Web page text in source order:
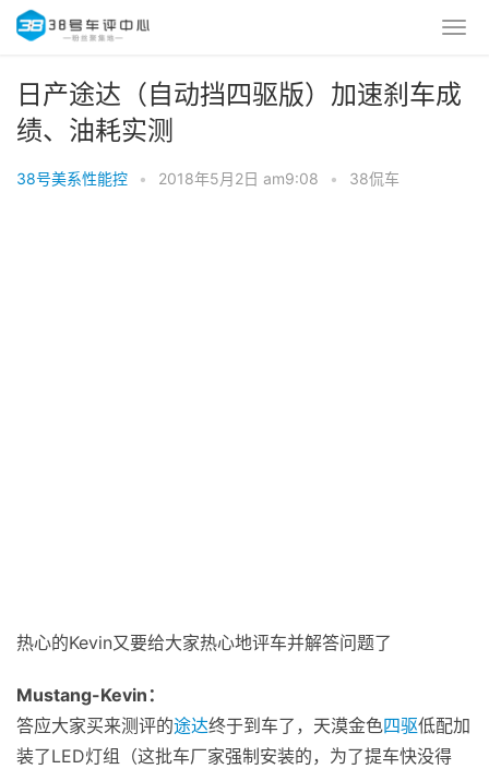
日产途达（自动挡四驱版）加速刹车成
绩、油耗实测
38号美系性能控 • 2018年5月2日 am9:08 • 38侃车
热心的Kevin又要给大家热心地评车并解答问题了
Mustang-Kevin：
答应大家买来测评的途达终于到车了，天漠金色四驱低配加
装了LED灯组（这批车厂家强制安装的，为了提车快没得